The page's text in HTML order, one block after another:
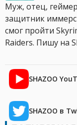
Муж, отец,
защитник
смог пройти
Raiders. Пишу на
SHAZOO
SHAZOO в